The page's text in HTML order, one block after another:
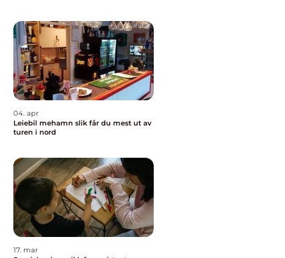
04. apr
Leiebil mehamn slik får du mest ut av
turen i nord
17. mar